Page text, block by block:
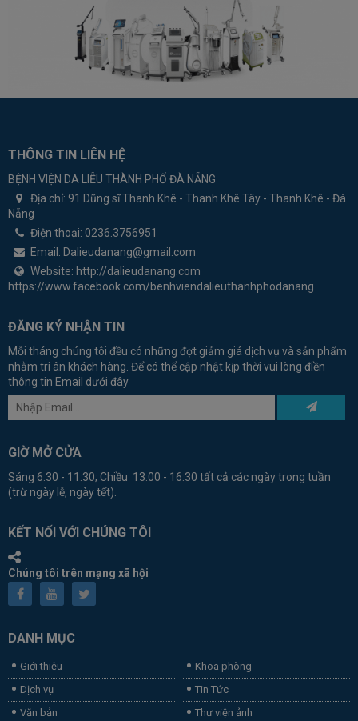
THÔNG TIN LIÊN HỆ
BỆNH VIỆN DA LIỄU THÀNH PHỐ ĐÀ NẴNG
Địa chỉ: 91 Dũng sĩ Thanh Khê - Thanh Khê Tây - Thanh Khê - Đà
Nẵng
Điện thoại: 0236.3756951
Email: Dalieudanang@gmail.com
Website: http://dalieudanang.com
https://www.facebook.com/benhviendalieuthanhphodanang
ĐĂNG KÝ NHẬN TIN
Mỗi tháng chúng tôi đều có những đợt giảm giá dịch vụ và sản phẩm
nhằm tri ân khách hàng. Để có thể cập nhật kịp thời vui lòng điền
thông tin Email dưới đây
GIỜ MỞ CỬA
Sáng 6:30 - 11:30; Chiều 13:00 - 16:30 tất cả các ngày trong tuần
(trừ ngày lễ, ngày tết).
KẾT NỐI VỚI CHÚNG TÔI
Chúng tôi trên mạng xã hội
DANH MỤC
Giới thiệu
Khoa phòng
Dịch vụ
Tin Tức
Văn bản
Thư viện ảnh